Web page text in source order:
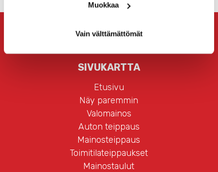
Muokkaa
Vain välttämättömät
SIVUKARTTA
Etusivu
Näy paremmin
Valomainos
Auton teippaus
Mainosteippaus
Toimitilateippaukset
Mainostaulut